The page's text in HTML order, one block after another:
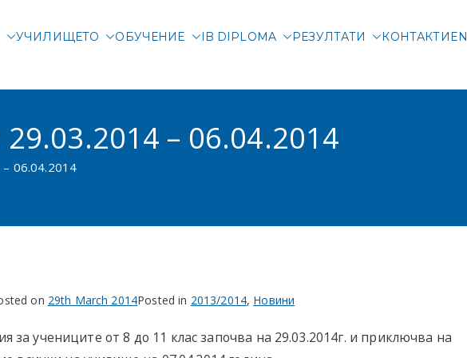
училище в София
УЧИЛИЩЕТО ОБУЧЕНИЕ IB DIPLOMA РЕЗУЛТАТИ КОНТАКТИEN
– 06.04.2014
06.04.2014
on 29th March 2014Posted in 2013/2014, Новини
за учениците от 8 до 11 клас започва на 29.03.2014г. и приключва на